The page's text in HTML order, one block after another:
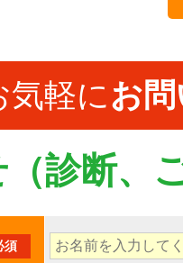
気軽にお
診断、
須